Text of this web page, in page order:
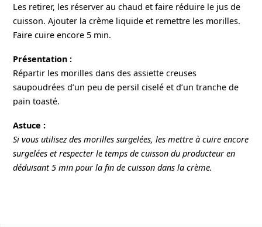
Les retirer, les réserver au chaud et faire réduire le jus de
cuisson. Ajouter la crème liquide et remettre les morilles.
Faire cuire encore 5 min.
Présentation :
Répartir les morilles dans des assiette creuses
saupoudrées d’un peu de persil ciselé et d’un tranche de
pain toasté.
Astuce :
Si vous utilisez des morilles surgelées, les mettre à cuire encore
surgelées et respecter le temps de cuisson du producteur en
déduisant 5 min pour la fin de cuisson dans la crème.